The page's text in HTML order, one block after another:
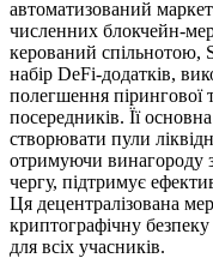
автоматизований
численних блокчейн-
керований спільнотою,
набір DeFi-додатків,
полегшення пірингової
посередників. Її
створювати пули
отримуючи винагороду
чергу, підтримує
Ця децентралізована
криптографічну
для всіх учасників.